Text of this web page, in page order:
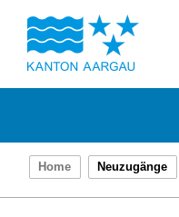
Home Neuzugänge